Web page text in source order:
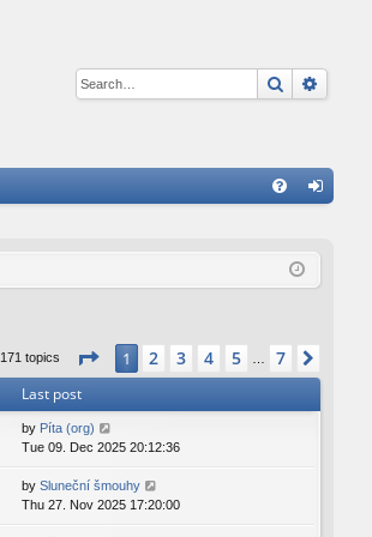
Search
in
171 topics Page 1of7
1 2 3 4 5 7
Last post
by Píta (org)
Tue 09. Dec 2025 20:12:36
by Sluneční šmouhy
Thu 27. Nov 2025 17:20:00